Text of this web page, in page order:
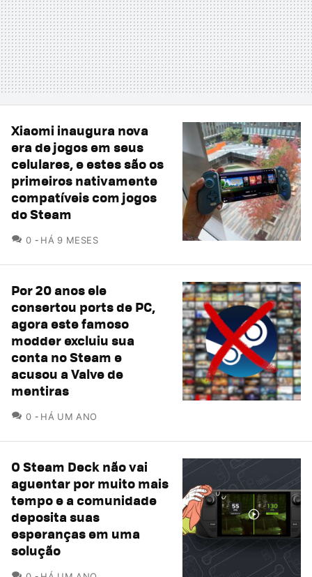
Xiaomi inaugura nova
era de jogos em seus
celulares, e estes são os
primeiros nativamente
compatíveis com jogos
do Steam
0 COMENTÁRIOS
HÁ 9 MESES
Por 20 anos ele
consertou ports de PC,
agora este famoso
modder excluiu sua
conta no Steam e
acusou a Valve de
mentiras
0 COMENTÁRIOS
HÁ UM ANO
O Steam Deck não vai
aguentar por muito mais
tempo e a comunidade
deposita suas
esperanças em uma
solução
COMENTÁRIOS